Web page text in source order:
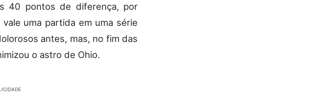
40 pontos de diferença, por
uma partida em uma série
antes, mas, no fim das
o astro de Ohio.